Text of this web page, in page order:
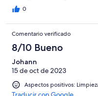
0
Comentario verificado
8/10 Bueno
Johann
15 de oct de 2023
Aspectos positivos: